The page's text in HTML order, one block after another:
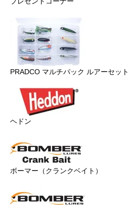
PRADCO マルチパック ルアーセット
ヘドン
ボーマー（クランクベイト）